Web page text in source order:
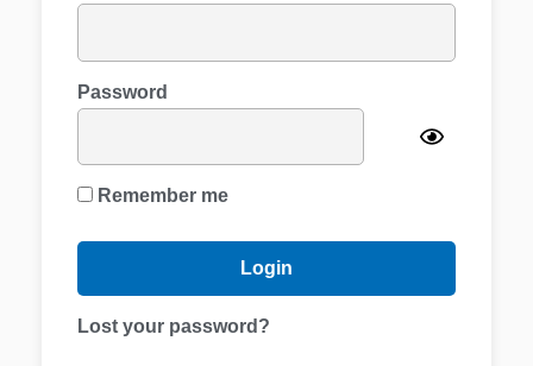
Password
Remember me
Lost your password?